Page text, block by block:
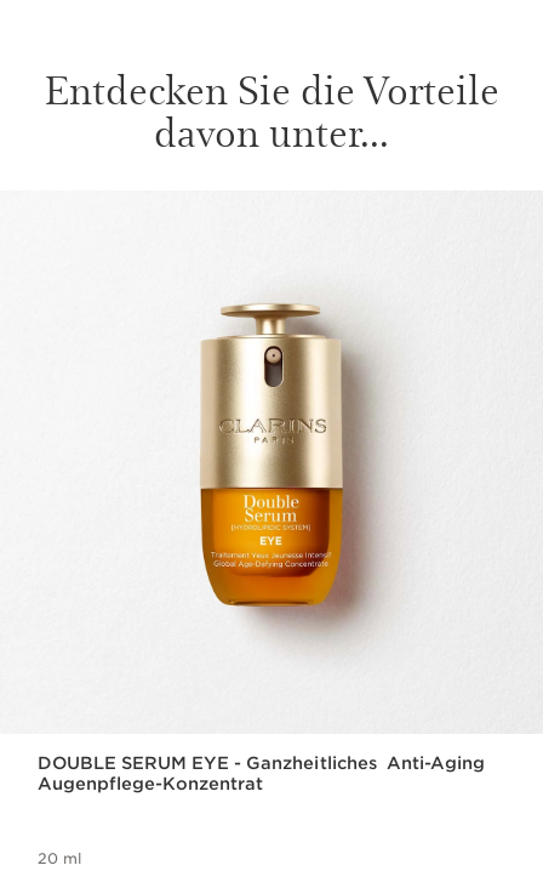
Entdecken Sie die Vorteile
davon unter...
DOUBLE SERUM EYE - Ganzheitliches Anti-Aging
Augenpflege-Konzentrat
20 ml